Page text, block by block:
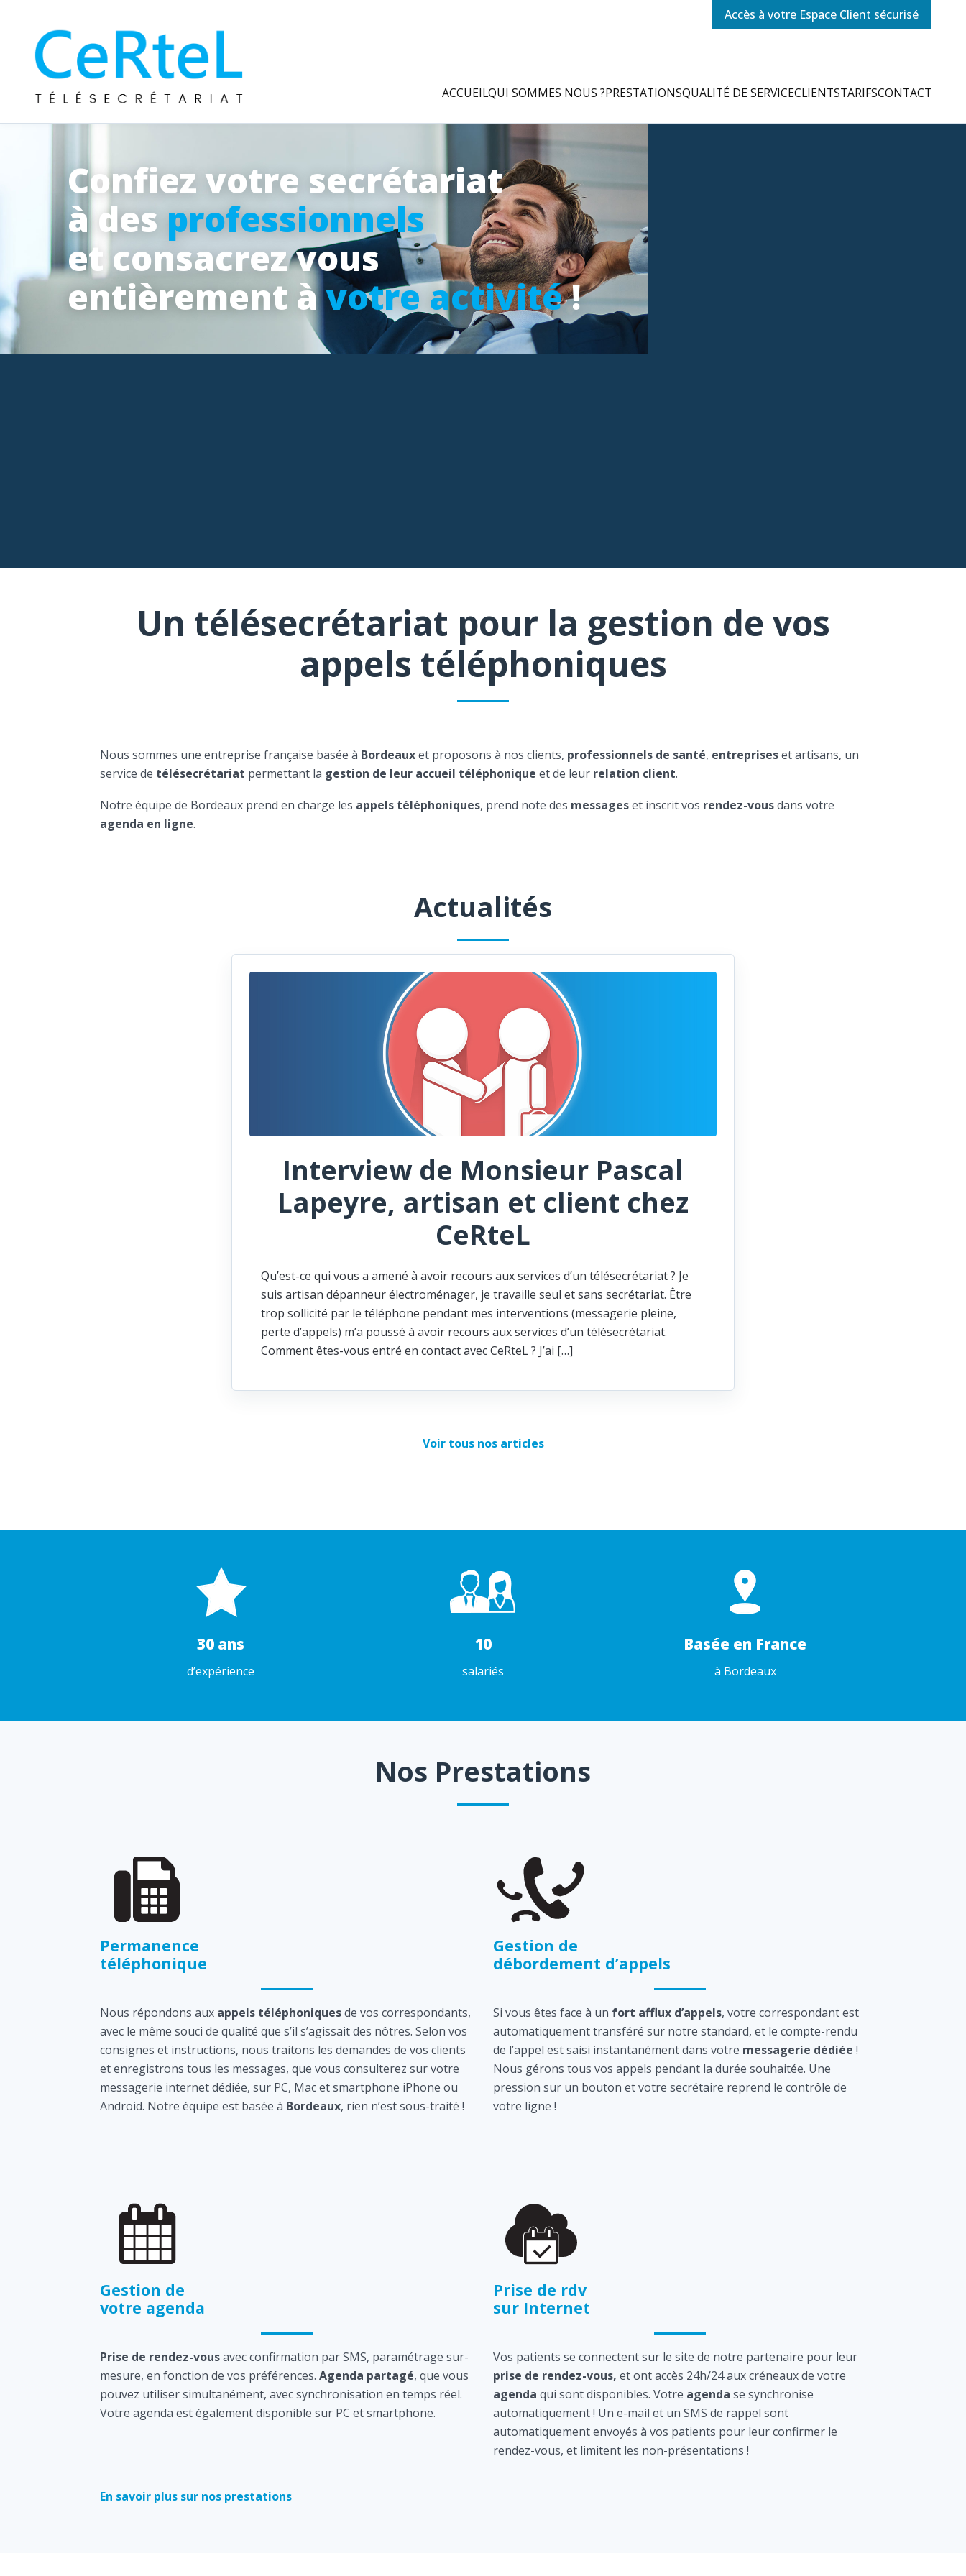
Accès à votre Espace Client sécurisé
ACCUEILQUI SOMMES NOUS ?PRESTATIONSQUALITÉ DE SERVICECLIENTSTARIFSCONTACT
Confiez votre secrétariat
à des professionnels
et consacrez vous
entièrement àvotre activité!
Un télésecrétariat pour la gestion de vos
appels téléphoniques
Nous sommes une entreprise française basée à Bordeauxet proposons à nos clients, professionnels de santé, entrepriseset artisans, un
service de télésecrétariat permettant la gestion de leur accueil téléphonique et de leur relation client.
Notre équipe de Bordeaux prend en charge les appels téléphoniques, prend note des messageset inscrit vos rendez-vousdans votre
agenda en ligne.
Actualités
Interview de Monsieur Pascal
Lapeyre, artisan et client chez
CeRteL
Qu’est-ce qui vous a amené à avoir recours aux services d’un télésecrétariat ? Je
suis artisan dépanneur électroménager, je travaille seul et sans secrétariat. Être
trop sollicité par le téléphone pendant mes interventions (messagerie pleine,
perte d’appels) m’a poussé à avoir recours aux services d’un télésecrétariat.
Comment êtes-vous entré en contact avec CeRteL ? J’ai […]
Voir tous nos articles
30 ans
d’expérience
10
salariés
Basée en France
à Bordeaux
Nos Prestations
Permanence
téléphonique
Nous répondons aux appels téléphoniquesde vos correspondants,
avec le même souci de qualité que s’il s’agissait des nôtres. Selon vos
consignes et instructions, nous traitons les demandes de vos clients
et enregistrons tous les messages, que vous consulterez sur votre
messagerie internet dédiée, sur PC, Mac et smartphone iPhone ou
Android. Notre équipe est basée à Bordeaux, rien n’est sous-traité !
Gestion de
débordement d’appels
Si vous êtes face à un fort afflux d’appels, votre correspondant est
automatiquement transféré sur notre standard, et le compte-rendu
de l’appel est saisi instantanément dans votre messagerie dédiée !
Nous gérons tous vos appels pendant la durée souhaitée. Une
pression sur un bouton et votre secrétaire reprend le contrôle de
votre ligne !
Gestion de
votre agenda
Prise de rendez-vousavec confirmation par SMS, paramétrage sur-
mesure, en fonction de vos préférences. Agenda partagé, que vous
pouvez utiliser simultanément, avec synchronisation en temps réel.
Votre agenda est également disponible sur PC et smartphone.
Prise de rdv
sur Internet
Vos patients se connectent sur le site de notre partenaire pour leur
prise de rendez-vous, et ont accès 24h/24 aux créneaux de votre
agenda qui sont disponibles. Votre agenda se synchronise
automatiquement ! Un e-mail et un SMS de rappel sont
automatiquement envoyés à vos patients pour leur confirmer le
rendez-vous, et limitent les non-présentations !
En savoir plus sur nos prestations